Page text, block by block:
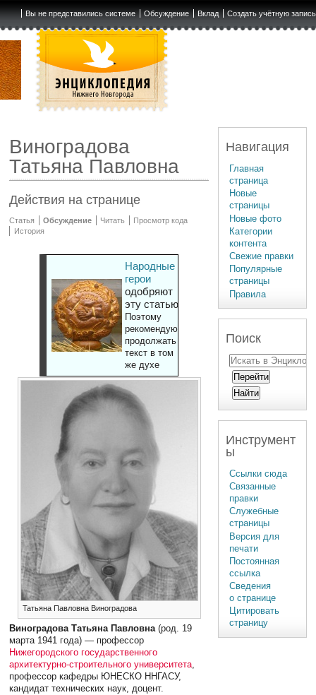
Вы не представились системе Обсуждение Вклад Создать учётную запись
Виноградова
Татьяна Павловна
Действия на странице
Статья Обсуждение Читать
Просмотр кода
История
Народные
герои
одобряют
эту статью
Поэтому
рекомендуют
продолжать
текст в том
же духе
Татьяна Павловна Виноградова
Виноградова Татьяна Павловна(род. 19
марта 1941 года) — профессор
Нижегородского государственного
архитектурно-строительного университета,
профессор кафедры ЮНЕСКО ННГАСУ,
кандидат технических наук, доцент.
Навигация
Главная
страница
Новые
страницы
Новые фото
Категории
контента
Свежие правки
Популярные
страницы
Правила
Поиск
Инструмент
ы
Ссылки сюда
Связанные
правки
Служебные
страницы
Версия для
печати
Постоянная
ссылка
Сведения
о странице
Цитировать
страницу